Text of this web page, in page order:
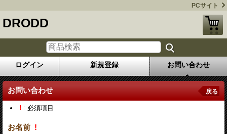
PCサイト
DRODD
ログイン 新規登録 お問い合わせ
お問い合わせ 戻る
! : 必須項目
お名前 !